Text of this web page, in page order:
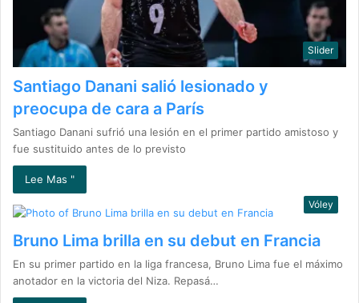
Slider
Santiago Danani salió lesionado y
preocupa de cara a París
Santiago Danani sufrió una lesión en el primer partido amistoso y
fue sustituido antes de lo previsto
Lee Mas "
Vóley
Bruno Lima brilla en su debut en Francia
En su primer partido en la liga francesa, Bruno Lima fue el máximo
anotador en la victoria del Niza. Repasá…